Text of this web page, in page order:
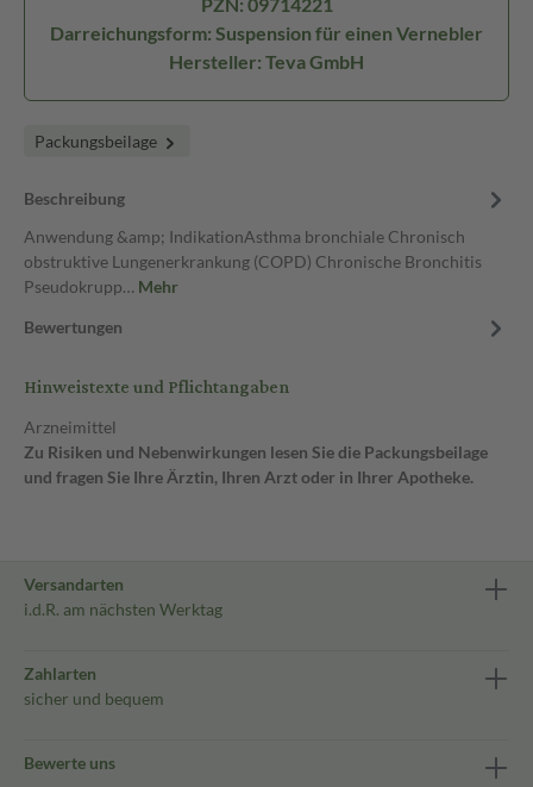
Darreichungsform: Suspension für einen Vernebler
Hersteller: Teva GmbH
Packungsbeilage
Beschreibung
Anwendung &amp; IndikationAsthma bronchiale Chronisch
obstruktive Lungenerkrankung (COPD) Chronische Bronchitis
Pseudokrupp… Mehr
Bewertungen
Hinweistexte und Pflichtangaben
Arzneimittel
Zu Risiken und Nebenwirkungen lesen Sie die Packungsbeilage
und fragen Sie Ihre Ärztin, Ihren Arzt oder in Ihrer Apotheke.
Versandarten
i.d.R. am nächsten Werktag
Zahlarten
sicher und bequem
Bewerte uns